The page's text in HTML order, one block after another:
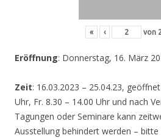
« ‹ von
Eröffnung: Donnerstag, 16. März
Zeit: 16.03.2023 – 25.04.23,
Uhr, Fr. 8.30 – 14.00 Uhr und nach
Tagungen oder Seminare kann
Ausstellung behindert werden –